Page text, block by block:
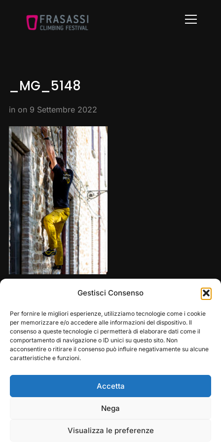
Gestisci Consenso
Per fornire le migliori esperienze, utilizziamo tecnologie come i cookie
per memorizzare e/o accedere alle informazioni del dispositivo. Il
consenso a queste tecnologie ci permetterà di elaborare dati come il
comportamento di navigazione o ID unici su questo sito. Non
acconsentire o ritirare il consenso può influire negativamente su alcune
caratteristiche e funzioni.
Accetta
Nega
Visualizza le preferenze
Info
_MG_5148
in on 9 Settembre 2022
Copyright © 2026 — Frasassi Climbing Festival. All
Rights Reserved